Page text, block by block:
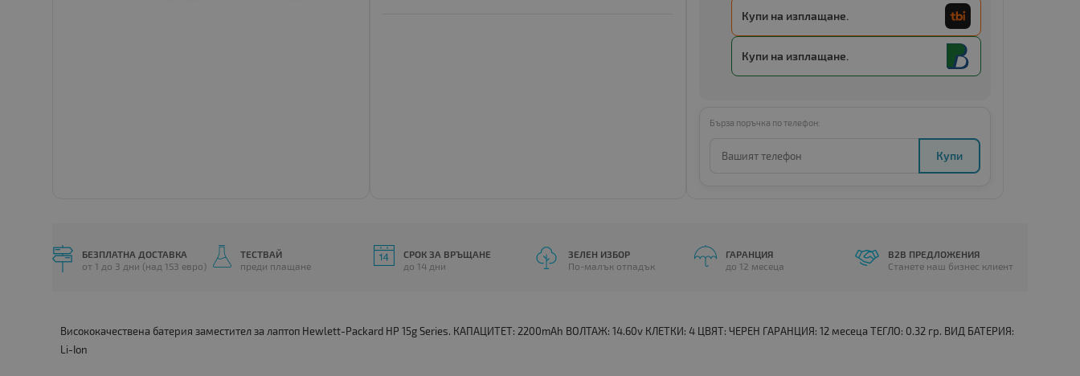
Купи с
Amount below minimum
Купи на изплащане.
Купи на изплащане.
Бърза поръчка по телефон:
Купи
БЕЗПЛАТНА ДОСТАВКА
от 1 до 3 дни (над 153 евро)
ТЕСТВАЙ
преди плащане
СРОК ЗА ВРЪЩАНЕ
до 14 дни
ЗЕЛЕН ИЗБОР
По-малък отпадък
ГАРАНЦИЯ
до 12 месеца
B2B ПРЕДЛОЖЕНИЯ
Станете наш бизнес клиент
Висококачествена батерия заместител за лаптоп Hewlett-Packard HP 15g Series. КАПАЦИТЕТ: 2200mAh ВОЛТАЖ: 14.60v КЛЕТКИ: 4 ЦВЯТ: ЧЕРЕН ГАРАНЦИЯ: 12 месеца ТЕГЛО: 0.32 гр. ВИД БАТЕРИЯ:
Li-Ion